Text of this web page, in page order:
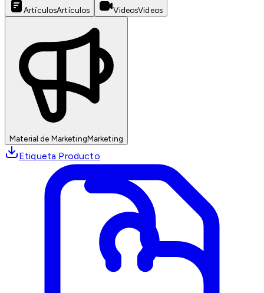
ArtículosArtículos VideosVideos
Material de MarketingMarketing
Etiqueta Producto